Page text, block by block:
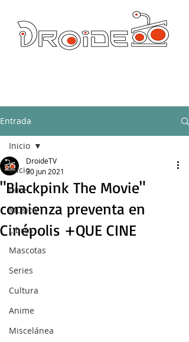
Entrada
Inicio
Cine
Música
Libros
Mascotas
Series
Cultura
Anime
Miscelánea
Inicio
"Blackpink The Movie"
comienza preventa en
Cinépolis +QUE CINE
DroideTV
30 jun 2021